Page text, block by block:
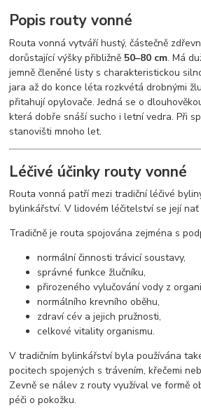
Popis routy vonné
Routa vonná vytváří hustý, částečně
dorůstající výšky přibližně 50–80 cm. Má
jemně členěné listy s charakteristickou
jara až do konce léta rozkvétá drobnými
přitahují opylovače. Jedná se o
která dobře snáší sucho i letní vedra. Při
stanovišti mnoho let.
Léčivé účinky routy vonné
Routa vonná patří mezi tradiční léčivé
bylinkářství. V lidovém léčitelství se její
Tradičně je routa spojována zejména s
normální činnosti trávicí soustavy,
správné funkce žlučníku,
přirozeného vylučování vody z
normálního krevního oběhu,
zdraví cév a jejich pružnosti,
celkové vitality organismu.
V tradičním bylinkářství byla používána
pocitech spojených s trávením, křečemi
Zevně se nálev z routy využíval ve formě
péči o pokožku.